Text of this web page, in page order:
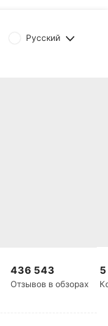
Русский
436 543
Отзывов в обзорах